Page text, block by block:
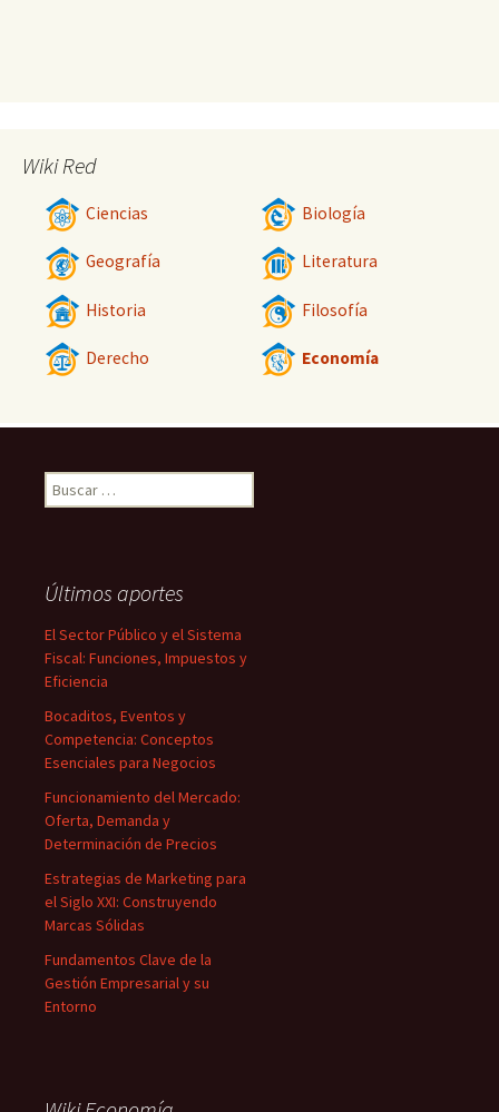
Wiki Red
Ciencias Biología
Geografía Literatura
Historia Filosofía
Derecho Economía
Buscar:
Últimos aportes
El Sector Público y el Sistema
Fiscal: Funciones, Impuestos y
Eficiencia
Bocaditos, Eventos y
Competencia: Conceptos
Esenciales para Negocios
Funcionamiento del Mercado:
Oferta, Demanda y
Determinación de Precios
Estrategias de Marketing para
el Siglo XXI: Construyendo
Marcas Sólidas
Fundamentos Clave de la
Gestión Empresarial y su
Entorno